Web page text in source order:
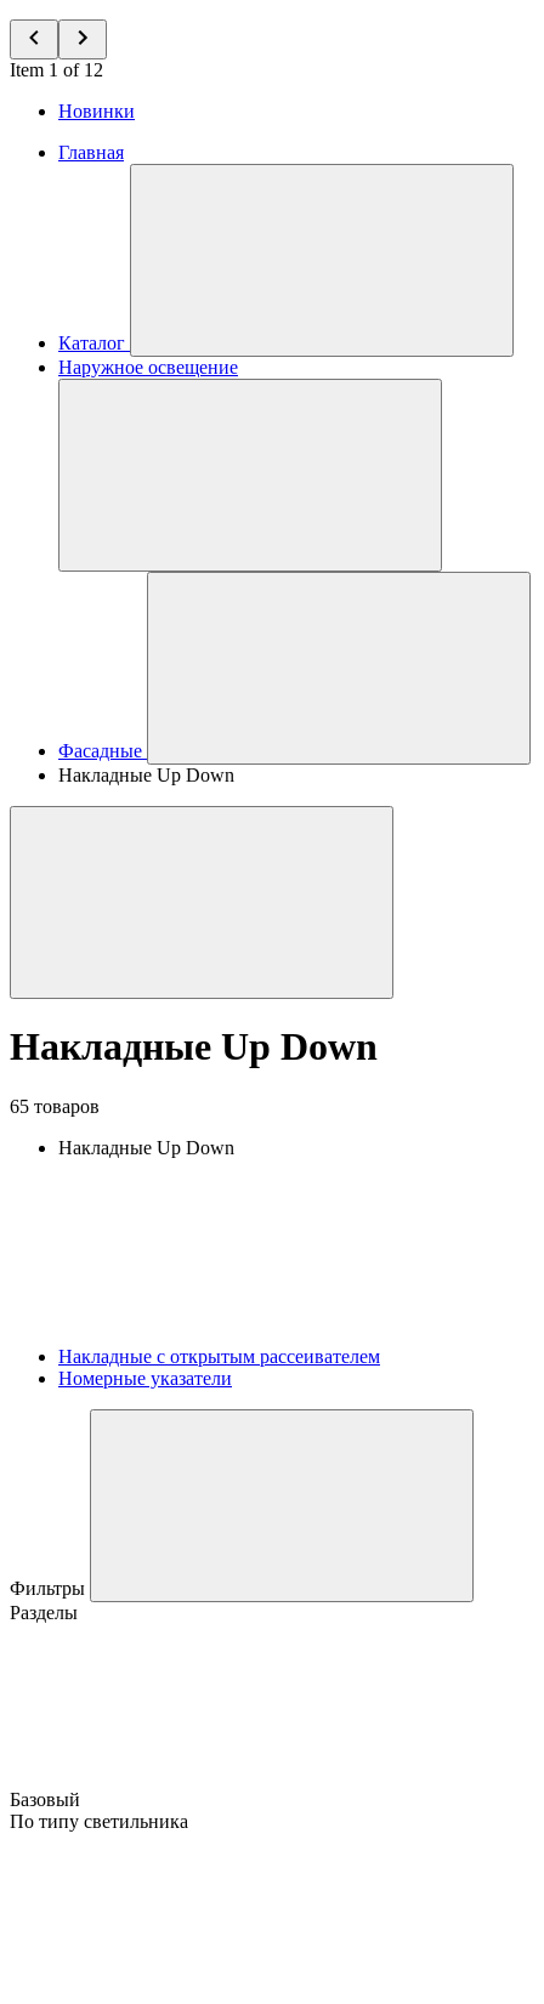
Item 1 of 12
Новинки
Главная
Каталог
Наружное освещение
Фасадные
Накладные Up Down
Накладные Up Down
65 товаров
Накладные Up Down
Накладные с открытым рассеивателем
Номерные указатели
Фильтры
Разделы
Базовый
По типу светильника